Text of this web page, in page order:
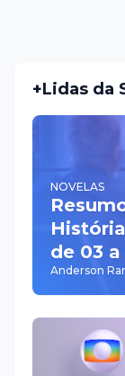
+Lidas da
NOVELAS
de 03
Anderson